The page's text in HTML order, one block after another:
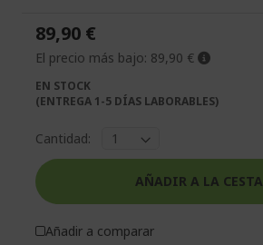
imágenes
galería
89,90 €
El precio más bajo: 89,90 €
EN STOCK
(ENTREGA 1-5 DÍAS LABORABLES)
Cantidad:
AÑADIR A LA CESTA
Añadir a comparar